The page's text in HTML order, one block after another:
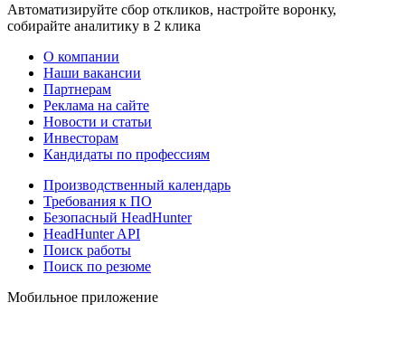
Автоматизируйте сбор откликов, настройте воронку,
собирайте аналитику в 2 клика
О компании
Наши вакансии
Партнерам
Реклама на сайте
Новости и статьи
Инвесторам
Кандидаты по профессиям
Производственный календарь
Требования к ПО
Безопасный HeadHunter
HeadHunter API
Поиск работы
Поиск по резюме
Мобильное приложение